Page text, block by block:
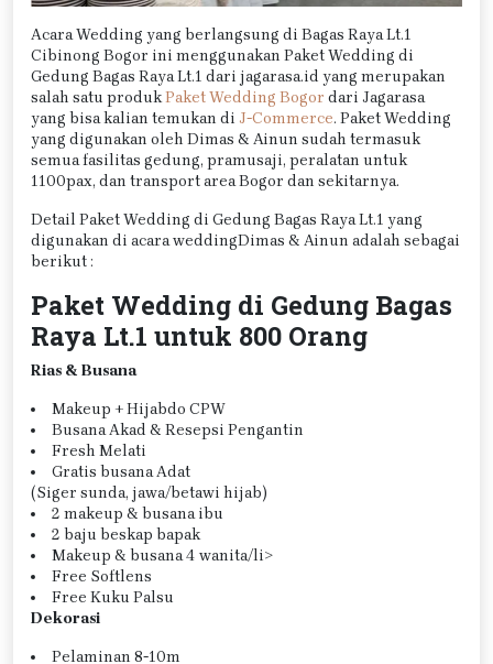
Acara Wedding yang berlangsung di Bagas Raya Lt.1
Cibinong Bogor ini menggunakan Paket Wedding di
Gedung Bagas Raya Lt.1 dari jagarasa.id yang merupakan
salah satu produkPaket Wedding Bogor dari Jagarasa
yang bisa kalian temukan di J-Commerce. Paket Wedding
yang digunakan oleh Dimas & Ainun sudah termasuk
semua fasilitas gedung, pramusaji, peralatan untuk
1100pax, dan transport area Bogor dan sekitarnya.
Detail Paket Wedding di Gedung Bagas Raya Lt.1 yang
digunakan di acara weddingDimas & Ainun adalah sebagai
berikut :
Paket Wedding di Gedung Bagas
Raya Lt.1 untuk 800 Orang
Rias & Busana
Makeup + Hijabdo CPW
Busana Akad & Resepsi Pengantin
Fresh Melati
Gratis busana Adat
(Siger sunda, jawa/betawi hijab)
2 makeup & busana ibu
2 baju beskap bapak
Makeup & busana 4 wanita/li>
Free Softlens
Free Kuku Palsu
Dekorasi
Pelaminan 8-10m